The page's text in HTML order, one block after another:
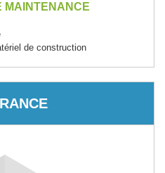
MAINTENANCE
de construction